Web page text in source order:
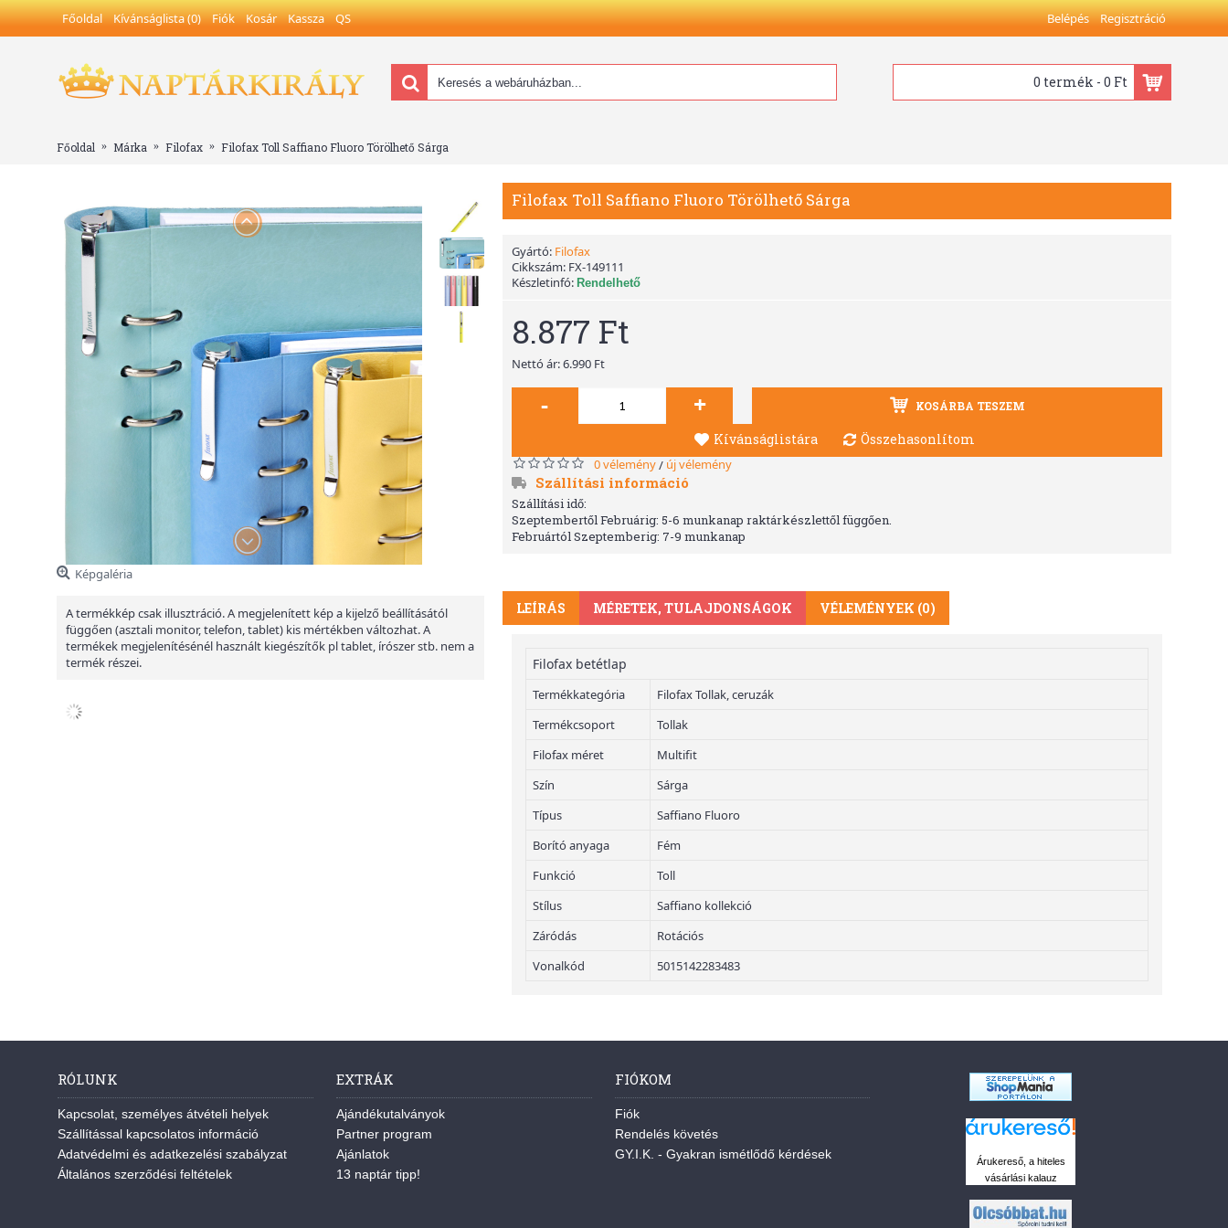
Főoldal Kívánságlista (0) Fiók Kosár Kassza QS Belépés Regisztráció
0 termék - 0 Ft
Főoldal Márka Filofax Filofax Toll Saffiano Fluoro Törölhető Sárga
Képgaléria
A termékkép csak illusztráció. A megjelenített kép a kijelző beállításától
függően (asztali monitor, telefon, tablet) kis mértékben változhat. A
termékek megjelenítésénél használt kiegészítők pl tablet, írószer stb. nem a
termék részei.
Filofax Toll Saffiano Fluoro Törölhető Sárga
Gyártó: Filofax
Cikkszám: FX-149111
Készletinfó: Rendelhető
8.877 Ft
Nettó ár: 6.990 Ft
- + KOSÁRBA TESZEM
Kívánságlistára Összehasonlítom
0 vélemény/ új vélemény
Szállítási információ
Szállítási idő:
Szeptembertől Februárig: 5-6 munkanap raktárkészlettől függően.
Februártól Szeptemberig: 7-9 munkanap
LEÍRÁS MÉRETEK, TULAJDONSÁGOK VÉLEMÉNYEK (0)
Filofax betétlap
Termékkategória
Filofax Tollak, ceruzák
Termékcsoport
Tollak
Filofax méret
Multifit
Szín
Sárga
Típus
Saffiano Fluoro
Borító anyaga
Fém
Funkció
Toll
Stílus
Saffiano kollekció
Záródás
Rotációs
Vonalkód
5015142283483
RÓLUNK
Kapcsolat, személyes átvételi helyek
Szállítással kapcsolatos információ
Adatvédelmi és adatkezelési szabályzat
Általános szerződési feltételek
EXTRÁK
Ajándékutalványok
Partner program
Ajánlatok
13 naptár tipp!
FIÓKOM
Fiók
Rendelés követés
GY.I.K. - Gyakran ismétlődő kérdések
Árukereső, a hiteles
vásárlási kalauz